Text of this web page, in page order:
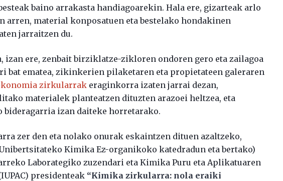
baino arrakasta handiagoarekin. Hala ere, gizarteak arlo
arren, material konposatuen eta bestelako hondakinen
jarraitzen du.
izan ere, zenbait birziklatze-zikloren ondoren gero eta zailagoa
bat ematea, zikinkerien pilaketaren eta propietateen galeraren
zirkularrak eraginkorra izaten jarrai dezan,
materialek planteatzen dituzten arazoei heltzea, eta
izan daiteke horretarako.
zer den eta nolako onurak eskaintzen dituen azaltzeko,
Kimika Ez-organikoko katedradun eta bertako)
Laborategiko zuzendari eta Kimika Puru eta Aplikatuaren
presidenteak “Kimika zirkularra: nola eraiki